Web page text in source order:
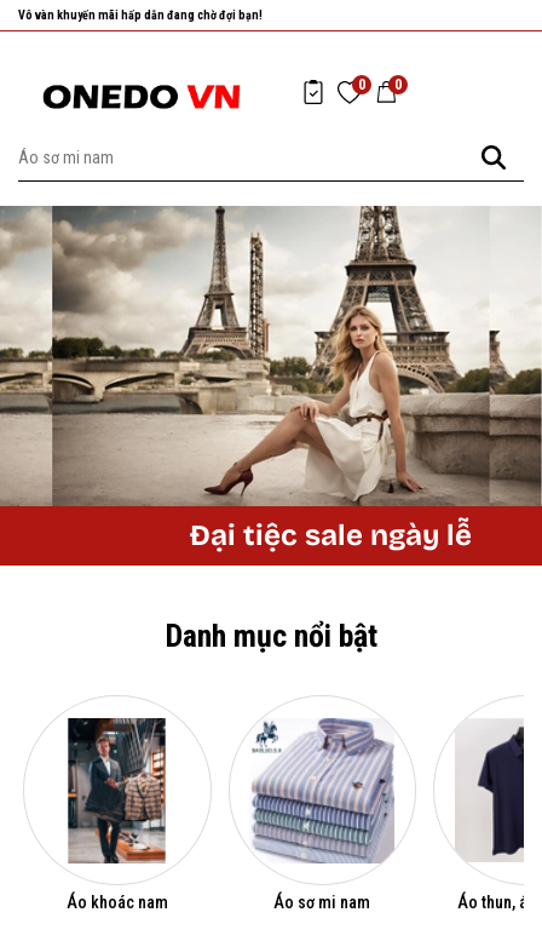
Vô vàn khuyến mãi hấp dẫn đang chờ đợi bạn!
0 0
Đại tiệc sale ngày lễ
Danh mục nổi bật
Áo khoác nam Áo sơ mi nam Áo thun, áo